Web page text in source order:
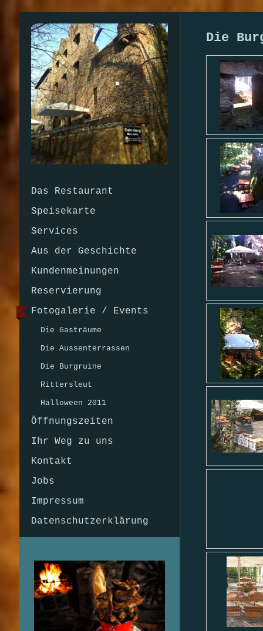
Das Restaurant
Speisekarte
Services
Aus der Geschichte
Kundenmeinungen
Reservierung
Fotogalerie / Events
Die Gasträume
Die Aussenterrassen
Die Burgruine
Rittersleut
Halloween 2011
Öffnungszeiten
Ihr Weg zu uns
Kontakt
Jobs
Impressum
Datenschutzerklärung
Die